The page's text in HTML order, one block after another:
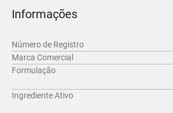
Informações
Número de Registro
Marca Comercial
Formulação
Ingrediente Ativo